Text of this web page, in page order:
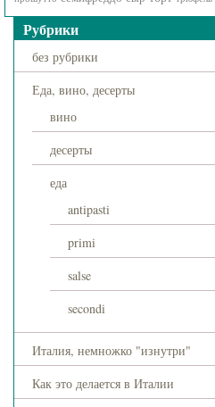
Рубрики
без рубрики
Еда, вино, десерты
вино
десерты
еда
antipasti
primi
salse
secondi
Италия, немножко "изнутри"
Как это делается в Италии